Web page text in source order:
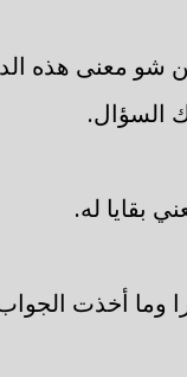
شو معنى هذه
السؤال.
بقايا له.
وما أخذت